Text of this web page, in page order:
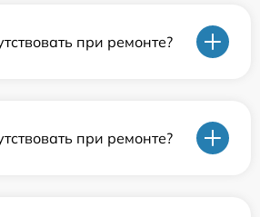
при ремонте?
при ремонте?